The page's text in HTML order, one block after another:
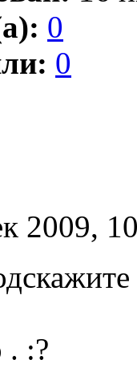
0
0
2009,
. :?